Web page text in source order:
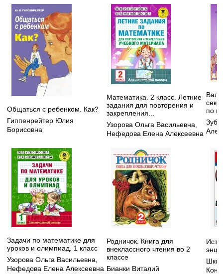
Общаться с ребенком. Как?
Гиппенрейтер Юлия
Борисовна
Математика. 2 класс. Летние
задания для повторения и
закрепления...
Узорова Ольга Васильевна
Нефедова Елена Алексеевна
по
Задачи по математике для
уроков и олимпиад. 1 класс
Узорова Ольга Васильевна
Нефедова Елена Алексеевна
Родничок. Книга для
внеклассного чтения во 2
классе
Бианки Виталий